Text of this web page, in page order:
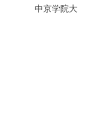
中京学院大